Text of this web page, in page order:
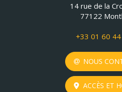
14 rue de la
77122
+33 01 60
NOUS
ACCÈS ET